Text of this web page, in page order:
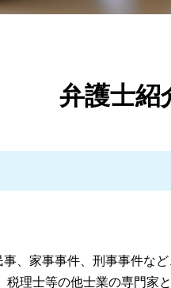
債務整理 いくらから
民事再生 デメリット
自己破産 メリット デメリット
個人再生とは 弁護士
個人再生 職場 ばれる
離婚 弁護士 鹿児島県
刑事事件 弁護士 鹿児島県
離婚 弁護士 湧水町
離婚 弁護士 姶良市
離婚 弁護士 霧島市
弁護士紹
、家事事件、刑事事件な
理士等の他士業の専門家